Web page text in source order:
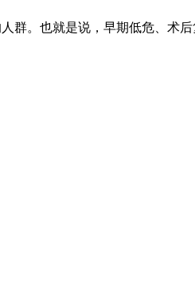
群。也就是说，早期低危、术